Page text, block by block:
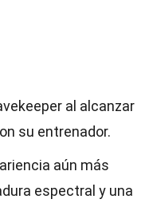
al alcanzar
su entrenador.
aún más
espectral y una